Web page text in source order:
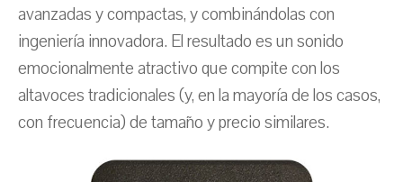
avanzadas y compactas, y combinándolas con
ingeniería innovadora. El resultado es un sonido
emocionalmente atractivo que compite con los
altavoces tradicionales (y, en la mayoría de los casos,
con frecuencia) de tamaño y precio similares.